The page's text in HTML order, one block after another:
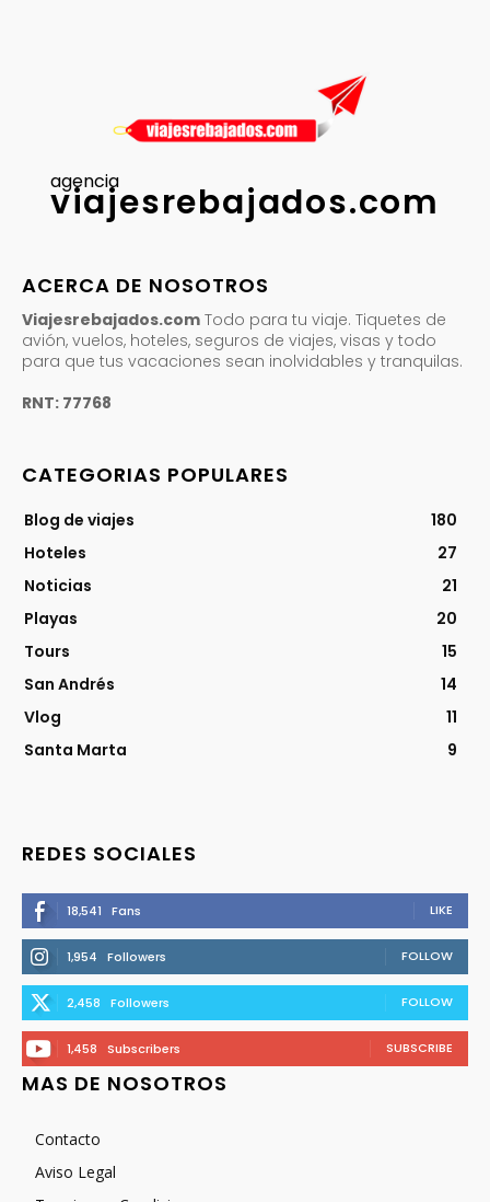
agencia
viajesrebajados.com
ACERCA DE NOSOTROS
Viajesrebajados.com Todo para tu viaje. Tiquetes de
avión, vuelos, hoteles, seguros de viajes, visas y todo
para que tus vacaciones sean inolvidables y tranquilas.
RNT: 77768
CATEGORIAS POPULARES
Blog de viajes
180
Hoteles
27
Noticias
21
Playas
20
Tours
15
San Andrés
14
Vlog
11
Santa Marta
9
REDES SOCIALES
18,541 Fans LIKE
1,954 Followers FOLLOW
2,458 Followers FOLLOW
1,458 Subscribers SUBSCRIBE
MAS DE NOSOTROS
Contacto
Aviso Legal